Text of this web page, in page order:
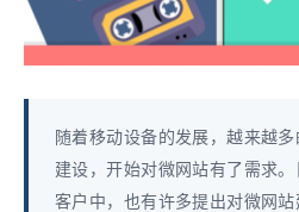
随着移动设备的发展，越来越
建设，开始对微网站有了需求
客户中，也有许多提出对微网